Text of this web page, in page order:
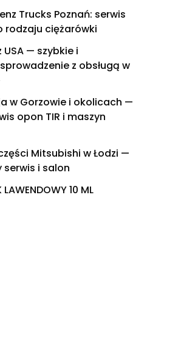
Trucks Poznań: serwis
rodzaju ciężarówki
— szybkie i
z obsługą w
w Gorzowie i okolicach —
opon TIR i maszyn
Mitsubishi w Łodzi —
i salon
LAWENDOWY 10 ML